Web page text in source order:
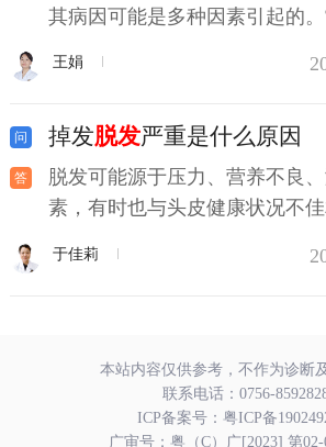
其病因可能是多种因素引起的
王娟
掉发脱发严重是什么原因
脱发可能源于压力、营养不良
素，有时也与头皮健康状况不
于佳莉
本站内容仅供参考，不作为诊断
联系电话： 0756-
ICP备案号： 粤ICP备
广审号：粤（C）广[2023] 第02-